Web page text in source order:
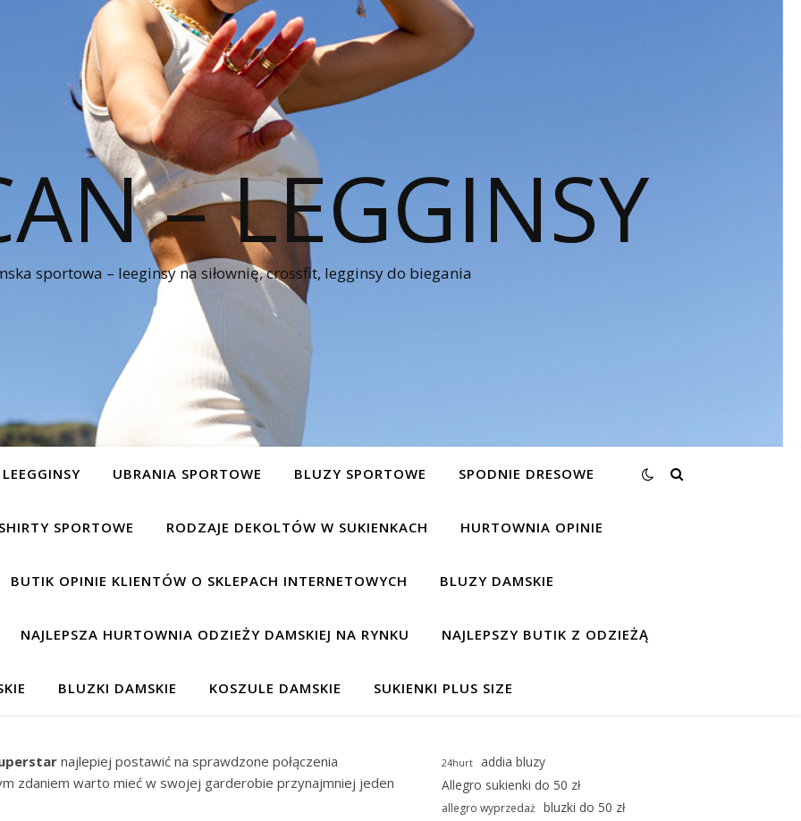
– LEGGINSY
sportowa – leeginsy na siłownię, crossfit, legginsy do biegania
UBRANIA SPORTOWE BLUZY SPORTOWE SPODNIE DRESOWE
SPORTOWE RODZAJE DEKOLTÓW W SUKIENKACH HURTOWNIA OPINIE
BUTIK OPINIE KLIENTÓW O SKLEPACH INTERNETOWYCH BLUZY DAMSKIE
NAJLEPSZA HURTOWNIA ODZIEŻY DAMSKIEJ NA RYNKU NAJLEPSZY BUTIK Z ODZIEŻĄ
BLUZKI DAMSKIE KOSZULE DAMSKIE SUKIENKI PLUS SIZE
najlepiej postawić na sprawdzone połączenia
zdaniem warto mieć w swojej garderobie przynajmniej jeden
24hurt
addia bluzy
Allegro sukienki do 50 zł
allegro wyprzedaż bluzki do 50 zł